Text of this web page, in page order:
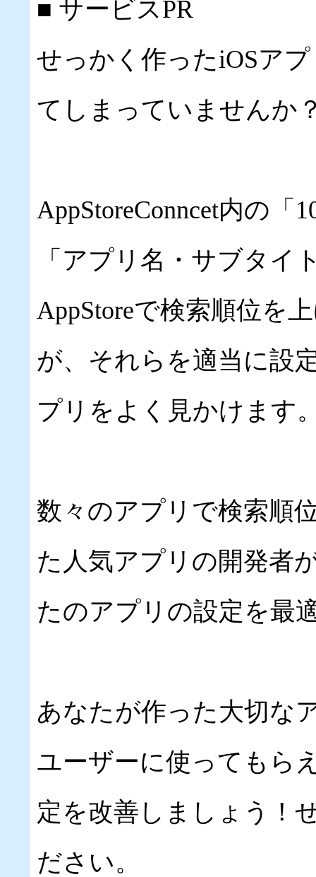
■ サービスPR
せっかく作ったiOSア
てしまっていませんか
AppStoreConncet内の「
「アプリ名・サブタイ
AppStoreで検索順位を
が、それらを適当に設
プリをよく見かけます
数々のアプリで検索順
た人気アプリの開発者
たのアプリの設定を最
あなたが作った大切な
ユーザーに使ってもら
定を改善しましょう！
ださい。